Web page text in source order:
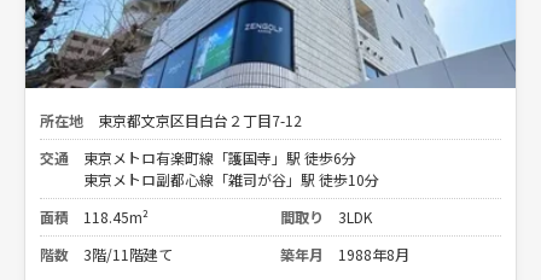
所在地
東京都文京区目白台２丁目7-12
交通
東京メトロ有楽町線「護国寺」駅 徒歩6分
東京メトロ副都心線「雑司が谷」駅 徒歩10分
面積
118.45m² 間取り
3LDK
階数
3階/11階建て 築年月 1988年8月